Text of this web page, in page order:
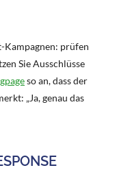
Kampagnen: prüfen
Sie Ausschlüsse
so an, dass der
„Ja, genau das